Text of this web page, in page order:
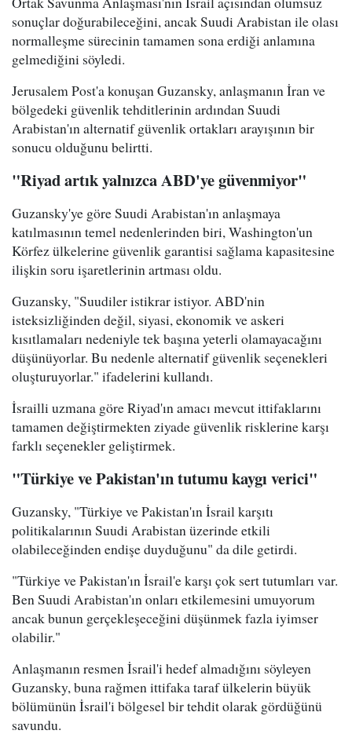
sonuçlar doğurabileceğini, ancak Suudi Arabistan ile olası
normalleşme sürecinin tamamen sona erdiği anlamına
gelmediğini söyledi.
Jerusalem Post'a konuşan Guzansky, anlaşmanın İran ve
bölgedeki güvenlik tehditlerinin ardından Suudi
Arabistan'ın alternatif güvenlik ortakları arayışının bir
sonucu olduğunu belirtti.
"Riyad artık yalnızca ABD'ye güvenmiyor"
Guzansky'ye göre Suudi Arabistan'ın anlaşmaya
katılmasının temel nedenlerinden biri, Washington'un
Körfez ülkelerine güvenlik garantisi sağlama kapasitesine
ilişkin soru işaretlerinin artması oldu.
Guzansky, "Suudiler istikrar istiyor. ABD'nin
isteksizliğinden değil, siyasi, ekonomik ve askeri
kısıtlamaları nedeniyle tek başına yeterli olamayacağını
düşünüyorlar. Bu nedenle alternatif güvenlik seçenekleri
oluşturuyorlar." ifadelerini kullandı.
İsrailli uzmana göre Riyad'ın amacı mevcut ittifaklarını
tamamen değiştirmekten ziyade güvenlik risklerine karşı
farklı seçenekler geliştirmek.
"Türkiye ve Pakistan'ın tutumu kaygı verici"
Guzansky, "Türkiye ve Pakistan'ın İsrail karşıtı
politikalarının Suudi Arabistan üzerinde etkili
olabileceğinden endişe duyduğunu" da dile getirdi.
"Türkiye ve Pakistan'ın İsrail'e karşı çok sert tutumları var.
Ben Suudi Arabistan'ın onları etkilemesini umuyorum
ancak bunun gerçekleşeceğini düşünmek fazla iyimser
olabilir."
Anlaşmanın resmen İsrail'i hedef almadığını söyleyen
Guzansky, buna rağmen ittifaka taraf ülkelerin büyük
bölümünün İsrail'i bölgesel bir tehdit olarak gördüğünü
savundu.